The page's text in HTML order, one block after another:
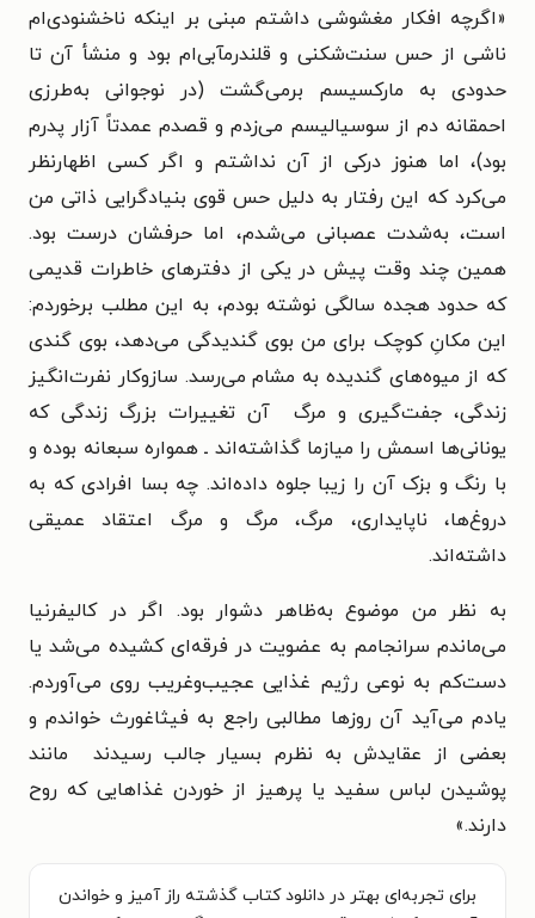
«اگرچه افکار مغشوشی داشتم مبنی بر اینکه ناخشنودی‌ام
ناشی از حس سنت‌شکنی و قلندرمآبی‌ام بود و منشأ آن تا
حدودی به مارکسیسم برمی‌گشت (در نوجوانی به‌طرزی
احمقانه دم از سوسیالیسم می‌زدم و قصدم عمدتاً آزار پدرم
بود)، اما هنوز درکی از آن نداشتم و اگر کسی اظهارنظر
می‌کرد که این رفتار به دلیل حس قوی بنیادگرایی ذاتی من
است، به‌شدت عصبانی می‌شدم، اما حرفشان درست بود.
همین چند وقت پیش در یکی از دفترهای خاطرات قدیمی
که حدود هجده سالگی نوشته بودم، به این مطلب برخوردم:
این مکانِ کوچک برای من بوی گندیدگی می‌دهد، بوی گندی
که از میوه‌های گندیده به مشام می‌رسد. سازوکار نفرت‌انگیز
زندگی، جفت‌گیری و مرگ آن تغییرات بزرگ زندگی که
یونانی‌ها اسمش را میازما گذاشته‌اند ـ همواره سبعانه بوده و
با رنگ و بزک آن را زیبا جلوه داده‌اند. چه بسا افرادی که به
دروغ‌ها، ناپایداری، مرگ، مرگ و مرگ اعتقاد عمیقی
داشته‌اند.
به نظر من موضوع به‌ظاهر دشوار بود. اگر در کالیفرنیا
می‌ماندم سرانجامم به عضویت در فرقه‌ای کشیده می‌شد یا
دست‌کم به نوعی رژیم غذایی عجیب‌وغریب روی می‌آوردم.
یادم می‌آید آن روزها مطالبی راجع به فیثاغورث خواندم و
بعضی از عقایدش به نظرم بسیار جالب رسیدند مانند
پوشیدن لباس سفید یا پرهیز از خوردن غذاهایی که روح
دارند.»
برای تجربه‌ای بهتر در دانلود کتاب گذشته راز آمیز و خواندن